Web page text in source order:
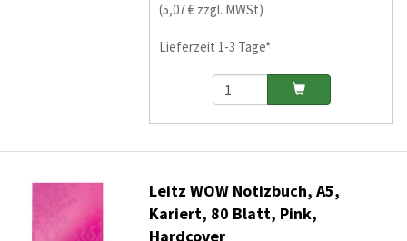
(5,07 € zzgl. MWSt)
Lieferzeit 1-3 Tage*
Leitz WOW Notizbuch, A5,
Kariert, 80 Blatt, Pink,
Hardcover